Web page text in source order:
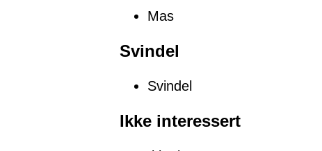
Mas
Svindel
Svindel
Ikke interessert